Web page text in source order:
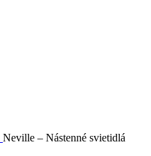
Neville – Nástenné svietidlá